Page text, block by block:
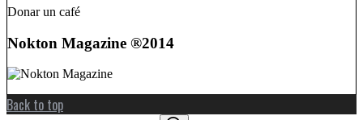
Donar un café
Nokton Magazine ®2014
Back to top